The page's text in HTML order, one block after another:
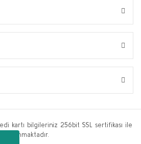
kartı bilgileriniz 256bit SSL sertifikası ile
korunmaktadır.